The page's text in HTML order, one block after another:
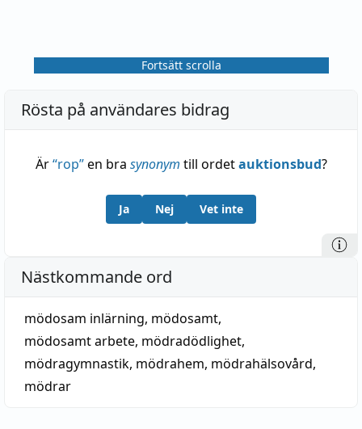
Fortsätt scrolla
Rösta på användares bidrag
Är“rop”en bra synonym till ordetauktionsbud?
Ja Nej Vet inte
Nästkommande ord
mödosam inlärning, mödosamt,
mödosamt arbete, mödradödlighet,
mödragymnastik, mödrahem, mödrahälsovård,
mödrar